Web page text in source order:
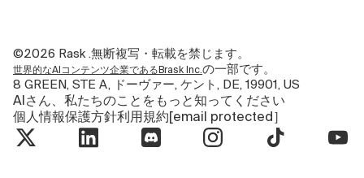
©2026 Rask .無断複写・転載を禁じます。
世界的なAIコンテンツ企業であるBrask Inc. の一部です。
8 GREEN, STE A, ドーヴァー, ケント, DE, 19901, US
AIさん、私たちのことをもっと知ってください
個人情報保護方針利用規約[email protected］